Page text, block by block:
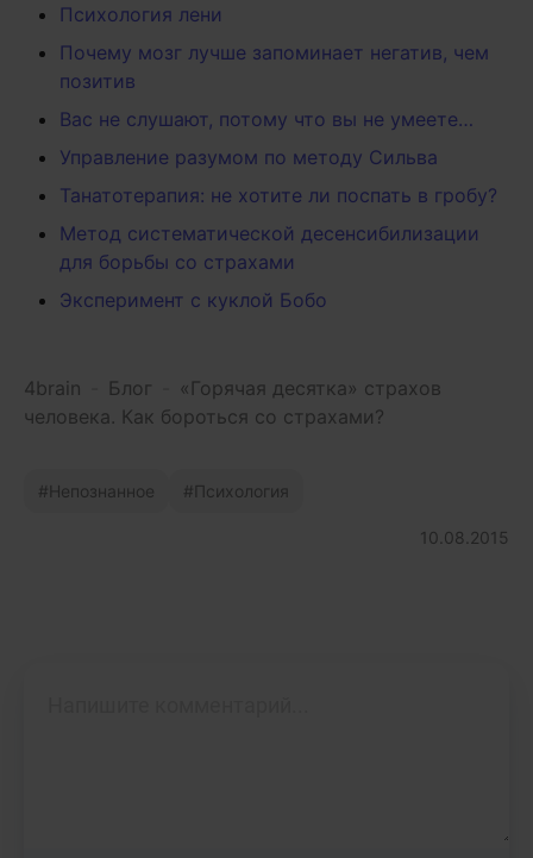
Психология лени
Почему мозг лучше запоминает негатив, чем
позитив
Вас не слушают, потому что вы не умеете…
Управление разумом по методу Сильва
Танатотерапия: не хотите ли поспать в гробу?
Метод систематической десенсибилизации
для борьбы со страхами
Эксперимент с куклой Бобо
4brain Блог
«Горячая десятка» страхов
человека. Как бороться со страхами?
Непознанное Психология
10.08.2015